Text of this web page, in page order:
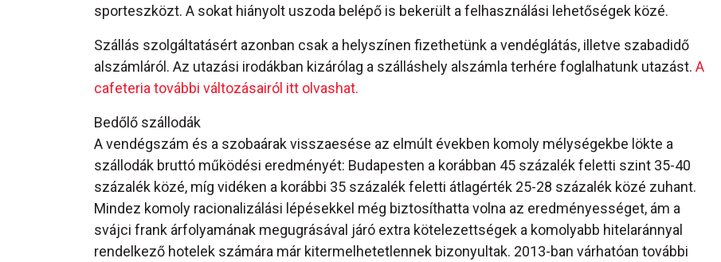
sporteszközt. A sokat hiányolt uszoda belépő is bekerült a felhasználási lehetőségek közé.
Szállás szolgáltatásért azonban csak a helyszínen fizethetünk a vendéglátás, illetve szabadidő
alszámláról. Az utazási irodákban kizárólag a szálláshely alszámla terhére foglalhatunk utazást. A
cafeteria további változásairól itt olvashat.
Bedőlő szállodák
A vendégszám és a szobaárak visszaesése az elmúlt években komoly mélységekbe lökte a
szállodák bruttó működési eredményét: Budapesten a korábban 45 százalék feletti szint 35-40
százalék közé, míg vidéken a korábbi 35 százalék feletti átlagérték 25-28 százalék közé zuhant.
Mindez komoly racionalizálási lépésekkel még biztosíthatta volna az eredményességet, ám a
svájci frank árfolyamának megugrásával járó extra kötelezettségek a komolyabb hitelaránnyal
rendelkező hotelek számára már kitermelhetetlennek bizonyultak. 2013-ban várhatóan további